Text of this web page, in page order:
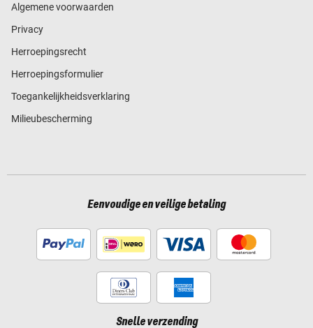
Algemene voorwaarden
Privacy
Herroepingsrecht
Herroepingsformulier
Toegankelijkheidsverklaring
Milieubescherming
Eenvoudige en veilige betaling
Snelle verzending